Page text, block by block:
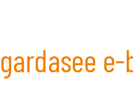
gardasee